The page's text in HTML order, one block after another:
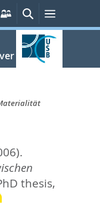
Persönliche
Services
Suche
thesis,